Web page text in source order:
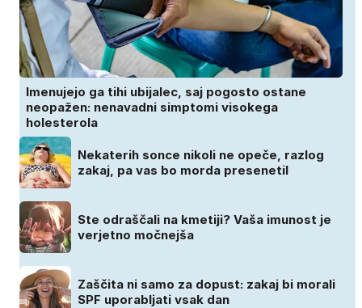
Imenujejo ga tihi ubijalec, saj pogosto ostane
neopažen: nenavadni simptomi visokega
holesterola
Nekaterih sonce nikoli ne opeče, razlog
zakaj, pa vas bo morda presenetil
Ste odraščali na kmetiji? Vaša imunost je
verjetno močnejša
Zaščita ni samo za dopust: zakaj bi morali
SPF uporabljati vsak dan